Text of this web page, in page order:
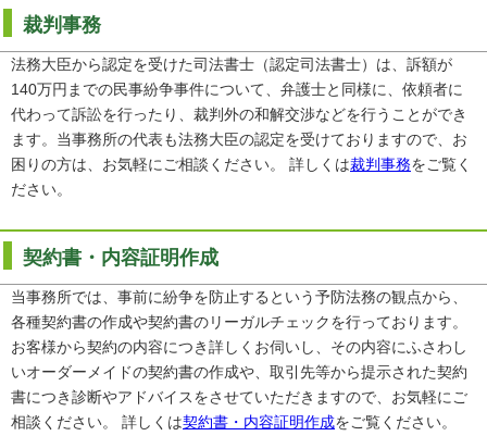
裁判事務
法務大臣から認定を受けた司法書士（認定司法書士）は、訴額が
140万円までの民事紛争事件について、弁護士と同様に、依頼者に
代わって訴訟を行ったり、裁判外の和解交渉などを行うことができ
ます。当事務所の代表も法務大臣の認定を受けておりますので、お
困りの方は、お気軽にご相談ください。 詳しくは裁判事務をご覧く
ださい。
契約書・内容証明作成
当事務所では、事前に紛争を防止するという予防法務の観点から、
各種契約書の作成や契約書のリーガルチェックを行っております。
お客様から契約の内容につき詳しくお伺いし、その内容にふさわし
いオーダーメイドの契約書の作成や、取引先等から提示された契約
書につき診断やアドバイスをさせていただきますので、お気軽にご
相談ください。 詳しくは契約書・内容証明作成をご覧ください。